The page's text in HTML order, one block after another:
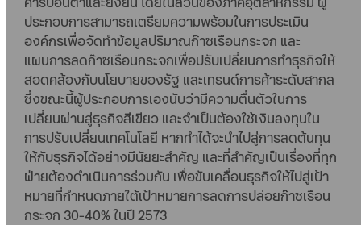
ประกอบการสามารถเตรียมความพร้อมในการประเมิน
องค์กรเพื่อจัดทำข้อมูลปริมาณก๊าซเรือนกระจก และ
แผนการลดก๊าซเรือนกระจกเพื่อปรับเปลี่ยนการทำธุรกิจให้
สอดคล้องกับนโยบายของรัฐ และเทรนด์การค้าระดับสากล
ซึ่งขณะนี้ผู้ประกอบการเองนับว่ามีความตื่นตัวในการ
เปลี่ยนผ่านสู่ธุรกิจสีเขียว และจำเป็นต้องใช้เงินลงทุนใน
การปรับเปลี่ยนเทคโนโลยี หากทำได้จะนำไปสู่การลดต้นทุน
ให้กับธุรกิจได้อย่างมีนัยยะสำคัญ และที่สำคัญเป็นเรื่องที่ทุก
ฝ่ายต้องดำเนินการร่วมกัน เพื่อขับเคลื่อนธุรกิจให้ไปสู่เป้า
หมายที่กำหนดภายใต้เป้าหมายการลดการปล่อยก๊าซเรือน
กระจก 30-40% ในปี 2573